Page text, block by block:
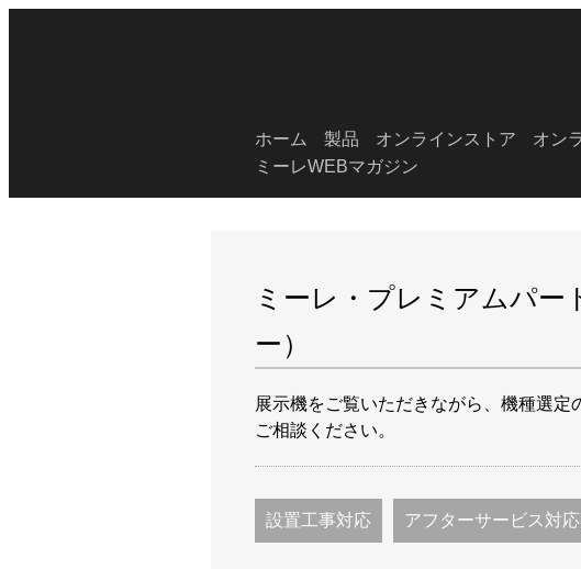
ホーム 製品 オンラインストア オン
ミーレWEBマガジン
ミーレ・プレミアムパー
ー）
展⽰機をご覧いただきながら、機種選
ご相談ください。
設置工事対応 アフターサービス対